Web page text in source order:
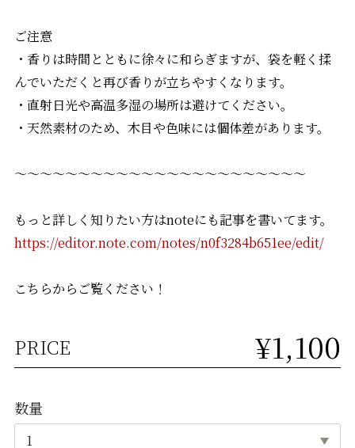
ご注意
・香りは時間とともに徐々に和らぎますが、袋を軽く揉
んでいただくと再び香りが立ちやすくなります。
・直射日光や高温多湿の場所は避けてください。
・天然素材のため、木目や色味には個体差があります。
～～～～～～～～～～～～～～～～～～～～～～～
もっと詳しく知りたい方はnoteにも記事を書いてます。
https://editor.note.com/notes/n0f3284b651ee/edit/
こちらからご覧ください！
PRICE ¥1,100
数量